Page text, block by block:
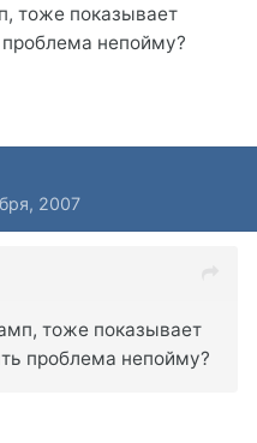
тоже показывает
непойму?
2007
тоже показывает
проблема непойму?